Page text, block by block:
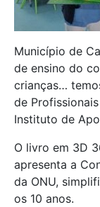
Município de
de ensino do
crianças…
de
Instituto de
O livro em 3D
apresenta a
da ONU,
os 10 anos.